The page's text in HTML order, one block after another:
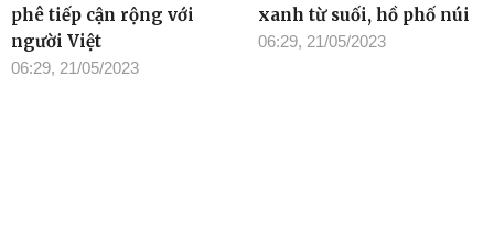
phê tiếp cận rộng với
người Việt
06:29, 21/05/2023
xanh từ suối, hồ phố núi
06:29, 21/05/2023